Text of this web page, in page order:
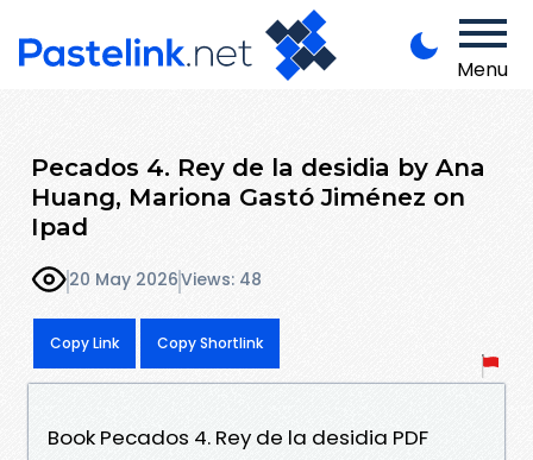
Menu
Pecados 4. Rey de la desidia by Ana
Huang, Mariona Gastó Jiménez on
Ipad
20 May 2026Views: 48
Copy Link Copy Shortlink
Book Pecados 4. Rey de la desidia PDF